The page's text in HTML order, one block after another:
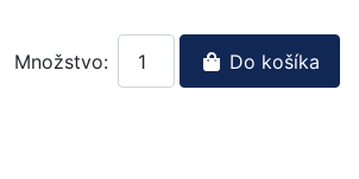
Množstvo: Do košíka